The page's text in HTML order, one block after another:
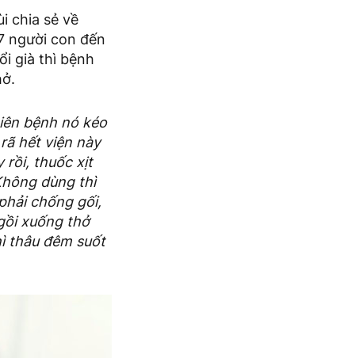
chia sẻ về
người con đến
già thì bệnh
bệnh nó kéo
hết viện này
rồi, thuốc xịt
dùng thì
chống gối,
xuống thở
thâu đêm suốt